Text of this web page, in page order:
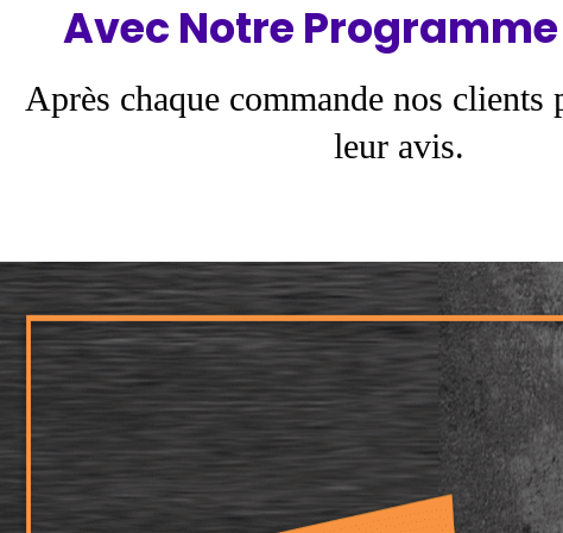
Avec Notre Programme
Après chaque commande nos clients
leur avis.